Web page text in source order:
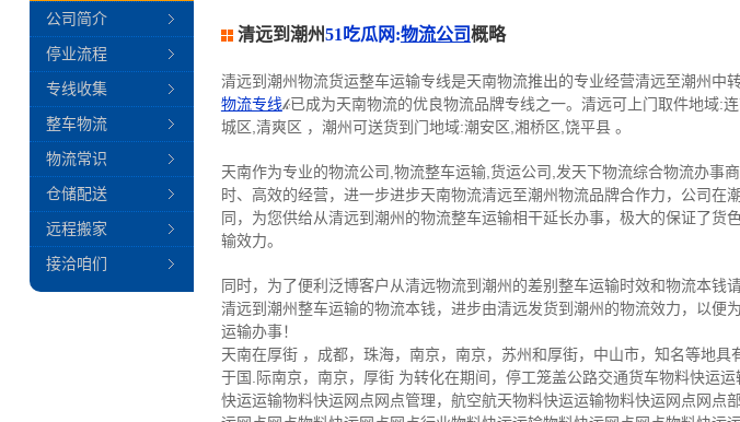
清远到潮州51吃瓜网:物流公司概略
清远到潮州物流货运整车运输专线是天南物流推出的专业经营清远至潮州中
物流专线𝓀已成为天南物流的优良物流品牌专线之一。清远可上门取件地域:
城区,清爽区 ，潮州可送货到门地域:潮安区,湘桥区,饶平县 。
天南作为专业的物流公司,物流整车运输,货运公司,发天下物流综合物流办事
时、高效的经营，进一步进步天南物流清远至潮州物流品牌合作力，公司
同，为您供给从清远到潮州的物流整车运输相干延长办事，极大的保证了
输效力。
同时，为了便利泛博客户从清远物流到潮州的差别整车运输时效和物流本钱
清远到潮州整车运输的物流本钱，进步由清远发货到潮州的物流效力，以便
运输办事！
天南在厚街 ，成都，珠海，南京，南京，苏州和厚街，中山市，知名等地
于国.际南京，南京，厚街 为转化在期间，停工笼盖公路交通货车物料快运
快运运输物料快运网点网点管理，航空航天物料快运运输物料快运网点网
公司简介
停业流程
专线收集
整车物流
物流常识
仓储配送
远程搬家
接洽咱们